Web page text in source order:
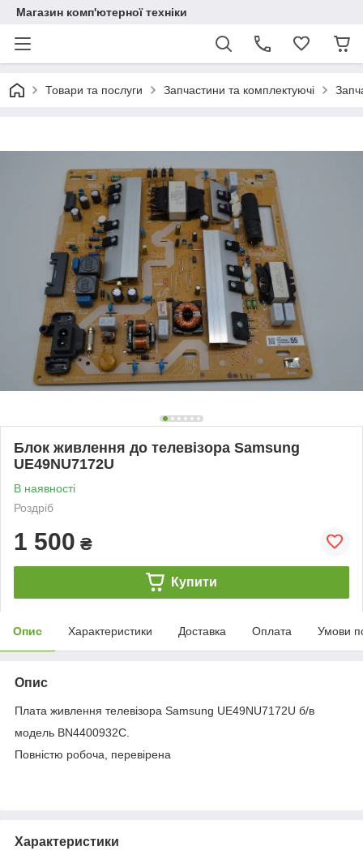
Магазин комп'ютерної техніки
Товари та послуги Запчастини та комплектуючі
Блок живлення до телевізора Samsung
UE49NU7172U
В наявності
Роздріб
1 500 ₴
Купити
Опис Характеристики Доставка Оплата Умови
Опис
Плата живлення телевізора Samsung UE49NU7172U б/в
модель BN4400932C.
Повністю робоча, перевірена
Характеристики